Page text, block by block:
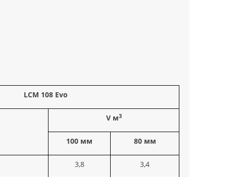
LСМ 108 Evo
V м3
100 мм 80 мм
3,8 3,4